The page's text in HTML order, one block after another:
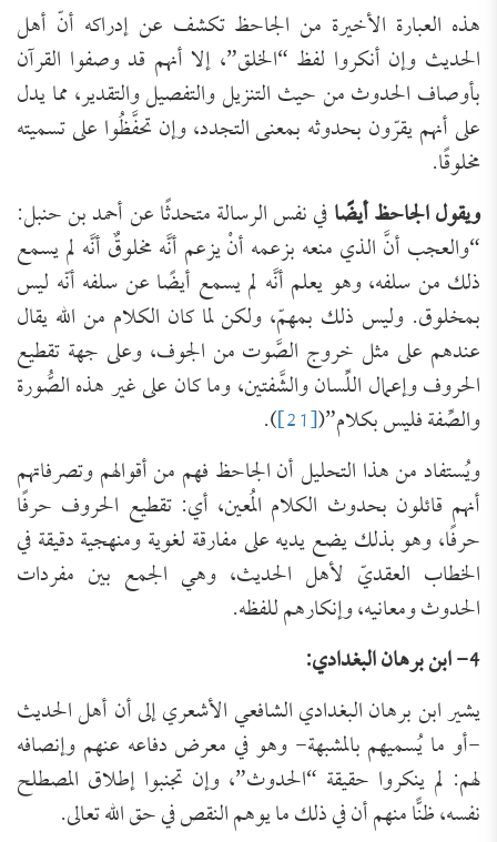
هذه العبارة الأخيرة من الجاحظ تكشف عن إدراكه أنّ أهل
الحديث وإن أنكروا لفظ “الخلق”، إلا أنهم قد وصفوا القرآن
بأوصاف الحدوث من حيث التنزيل والتفصيل والتقدير، مما يدل
على أنهم يقرّون بحدوثه بمعنى التجدد، وإن تحفَّظُوا على تسميته
مخلوقًا.
ويقول الجاحظ أيضًافي نفس الرسالة متحدثًا عن أحمد بن حنبل:
“والعجب أنَّ الذي منعه بزعمه أنْ يزعم أنَّه مخلوقٌ أنَّه لم يسمع
ذلك من سلفه، وهو يعلم أنَّه لم يسمع أيضًا عن سلفه أنّه ليس
بمخلوق. وليس ذلك بمهمّ، ولكن لما كان الكلام من الله يقال
عندهم على مثل خروج الصَّوت من الجوف، وعلى جهة تقطيع
الحروف وإعمال اللِّسان والشَّفتين، وما كان على غير هذه الصُّورة
والصِّفة فليس بكلام”([21]
).
ويُستفاد من هذا التحليل أن الجاحظ فهم من أقوالهم وتصرفاتهم
أنهم قائلون بحدوث الكلام المُعين، أي: تقطيع الحروف حرفًا
حرفًا، وهو بذلك يضع يديه على مفارقة لغوية ومنهجية دقيقة في
الخطاب العقديّ لأهل الحديث، وهي الجمع بين مفردات
الحدوث ومعانيه، وإنكارهم للفظه.
4- ابن برهان البغدادي:
يشير ابن برهان البغدادي الشافعي الأشعري إلى أن أهل الحديث
-أو ما يُسميهم بالمشبهة- وهو في معرض دفاعه عنهم وإنصافه
لهم: لم ينكروا حقيقة “الحدوث”، وإن تجنبوا إطلاق المصطلح
نفسه، ظنًّا منهم أن في ذلك ما يوهم النقص في حق الله تعالى.